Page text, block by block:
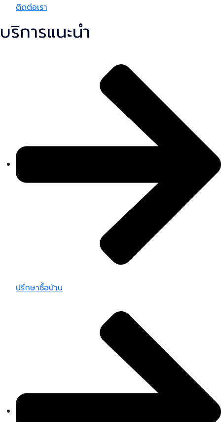
ติดต่อเรา
บริการแนะนำ
ปรึกษาซื้อบ้าน